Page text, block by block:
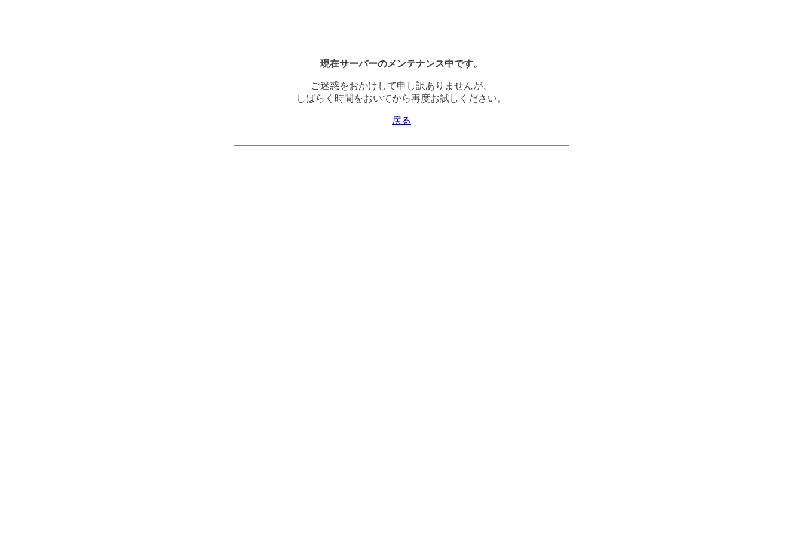
現在サーバーのメンテナンス中です。
ご迷惑をおかけして申し訳ありませんが、
しばらく時間をおいてから再度お試しください。
戻る